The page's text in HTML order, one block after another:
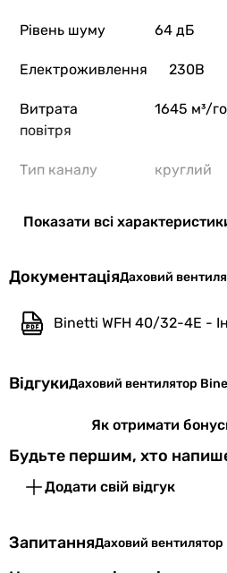
Рівень шуму 64 дБ
Електроживлення 230В
Витрата
повітря
1645 м³/
Тип каналу круглий
потужність
Клас захисту IPX4
Мінімальна
температура
температура
Швидкість
обертання
1320 об/
Фізичні характеристики
Діаметр
Показати всі
ДокументаціяДаховий
Binetti WFH 40/32-4E -
ВідгукиДаховий вентилятор
Як отримати
Будьте першим, хто
Додати свій відгук
ЗапитанняДаховий